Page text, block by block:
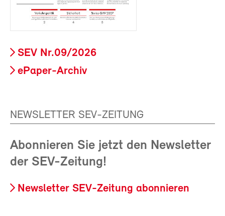
SEV Nr.09/2026
ePaper-Archiv
NEWSLETTER SEV-ZEITUNG
Abonnieren Sie jetzt den Newsletter
der SEV-Zeitung!
Newsletter SEV-Zeitung abonnieren